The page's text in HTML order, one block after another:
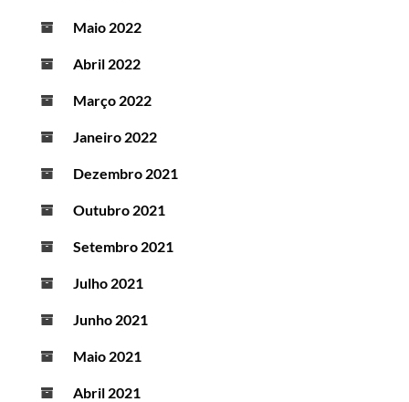
Maio 2022
Abril 2022
Março 2022
Janeiro 2022
Dezembro 2021
Outubro 2021
Setembro 2021
Julho 2021
Junho 2021
Maio 2021
Abril 2021